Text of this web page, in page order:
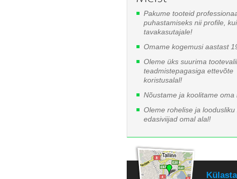
Pakume tooteid
puhastamiseks nii profile,
tavakasutajale!
Omame kogemusi aastast
Oleme üks suurima
teadmistepagasiga ettevõte
koristusalal!
Nõustame ja koolitame oma
Oleme rohelise ja loodusliku
edasiviijad omal alal!